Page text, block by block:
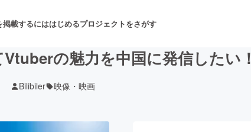
掲載するにははじめるプロジェクトをさがす
Vtuberの魅力を中国に発信したい！
Bilibiler 映像・映画